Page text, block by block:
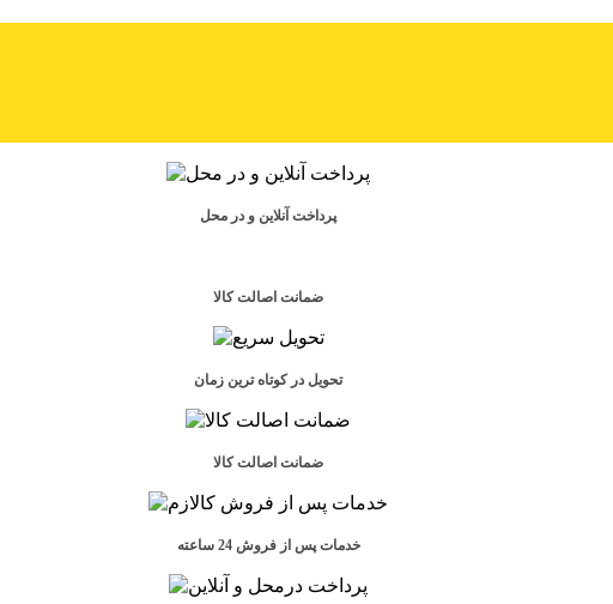
پرداخت آنلاین و در محل
ضمانت اصالت کالا
تحویل در کوتاه ترین زمان
ضمانت اصالت کالا
خدمات پس‌ از فروش 24 ساعته